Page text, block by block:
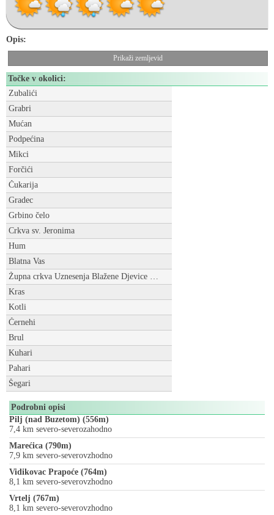
Opis:
Prikaži zemljevid
Točke v okolici:
Zubalići
Grabri
Mućan
Podpećina
Mikci
Forčići
Čukarija
Gradec
Grbino čelo
Crkva sv. Jeronima
Hum
Blatna Vas
Župna crkva Uznesenja Blažene Djevice Marije
Kras
Kotli
Černehi
Brul
Kuhari
Pahari
Šegari
Podrobni opisi
Pilj (nad Buzetom) (556m)
7,4 km severo-severozahodno
Marećica (790m)
7,9 km severo-severovzhodno
Vidikovac Prapoće (764m)
8,1 km severo-severovzhodno
Vrtelj (767m)
8,1 km severo-severovzhodno